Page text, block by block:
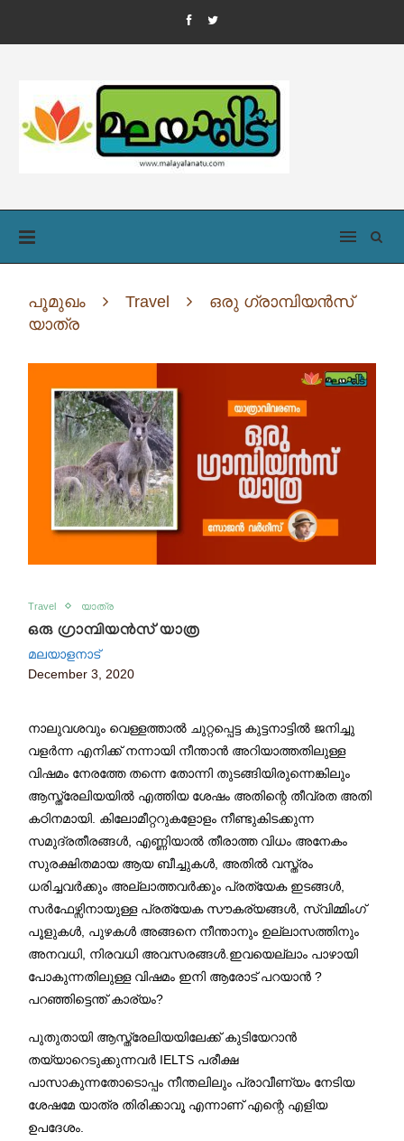
പൂമുഖം Travel
ഒരു ഗ്രാമ്പിയൻസ്
യാത്ര
Travel യാത്ര
ഒരു ഗ്രാമ്പിയൻസ് യാത്ര
മലയാളനാട്
December 3, 2020
നാലുവശവും വെള്ളത്താൽ ചുറ്റപ്പെട്ട കുട്ടനാട്ടിൽ ജനിച്ചു
വളർന്ന എനിക്ക് നന്നായി നീന്താൻ അറിയാത്തതിലുള്ള
വിഷമം നേരത്തേ തന്നെ തോന്നി തുടങ്ങിയിരുന്നെങ്കിലും
ആസ്ത്രേലിയയിൽ എത്തിയ ശേഷം അതിന്റെ തീവ്രത അതി
കഠിനമായി. കിലോമീറ്ററുകളോളം നീണ്ടുകിടക്കുന്ന
സമുദ്രതീരങ്ങൾ, എണ്ണിയാൽ തീരാത്ത വിധം അനേകം
സുരക്ഷിതമായ ആയ ബീച്ചുകൾ, അതിൽ വസ്ത്രം
ധരിച്ചവർക്കും അല്ലാത്തവർക്കും പ്രത്യേക ഇടങ്ങൾ,
സർഫേഴ്സിനായുള്ള പ്രത്യേക സൗകര്യങ്ങൾ, സ്വിമ്മിംഗ്
പൂളുകൾ, പുഴകൾ അങ്ങനെ നീന്താനും ഉല്ലാസത്തിനും
അനവധി, നിരവധി അവസരങ്ങൾ.ഇവയെല്ലാം പാഴായി
പോകുന്നതിലുള്ള വിഷമം ഇനി ആരോട് പറയാൻ ?
പറഞ്ഞിട്ടെന്ത് കാര്യം?
പുതുതായി ആസ്ത്രേലിയയിലേക്ക് കുടിയേറാൻ
തയ്യാറെടുക്കുന്നവർ IELTS പരീക്ഷ
പാസാകുന്നതോടൊപ്പം നീന്തലിലും പ്രാവീണ്യം നേടിയ
ശേഷമേ യാത്ര തിരിക്കാവൂ എന്നാണ് എന്റെ എളിയ
ഉപദേശം.